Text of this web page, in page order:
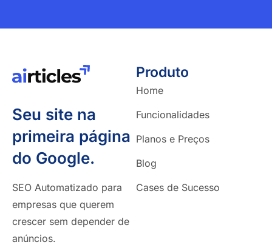
Seu site na
primeira página
do Google.
SEO Automatizado para
empresas que querem
crescer sem depender de
anúncios.
Produto
Home
Funcionalidades
Planos e Preços
Blog
Cases de Sucesso